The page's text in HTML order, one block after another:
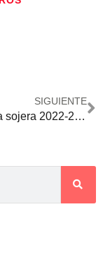
SIGUIENTE
Campaña sojera 2022-2023: reducen un millón de toneladas de la estimación inicial